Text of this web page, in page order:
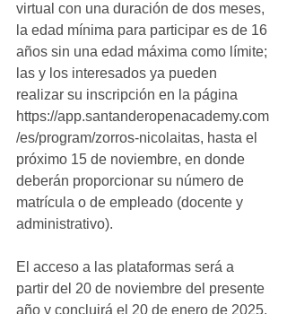
virtual con una duración de dos meses,
la edad mínima para participar es de 16
años sin una edad máxima como límite;
las y los interesados ya pueden
realizar su inscripción en la página
https://app.santanderopenacademy.com
/es/program/zorros-nicolaitas, hasta el
próximo 15 de noviembre, en donde
deberán proporcionar su número de
matrícula o de empleado (docente y
administrativo).
El acceso a las plataformas será a
partir del 20 de noviembre del presente
año y concluirá el 20 de enero de 2025.